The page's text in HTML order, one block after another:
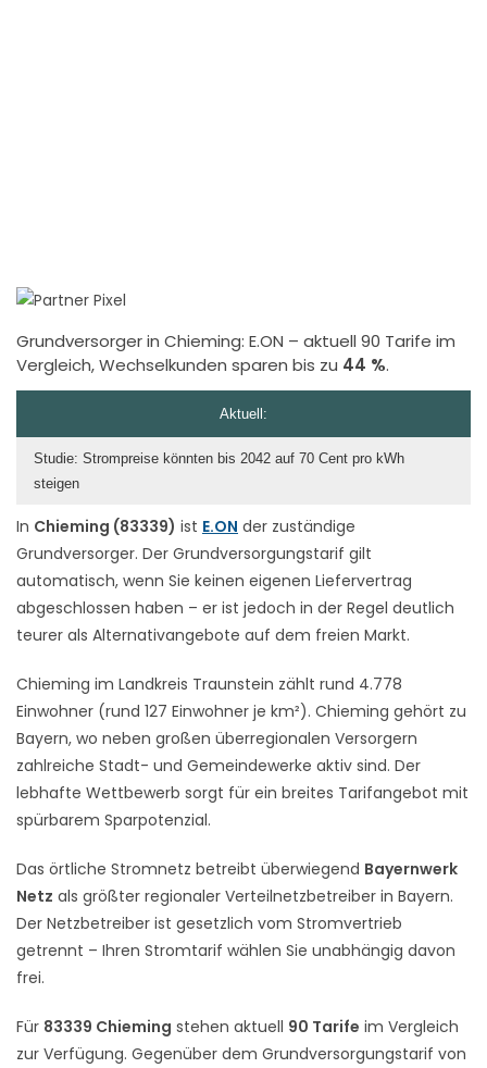
Grundversorger in Chieming: E.ON – aktuell 90 Tarife im
Vergleich, Wechselkunden sparen bis zu 44 %.
In Chieming (83339) ist E.ON der zuständige
Grundversorger. Der Grundversorgungstarif gilt
automatisch, wenn Sie keinen eigenen Liefervertrag
abgeschlossen haben – er ist jedoch in der Regel deutlich
teurer als Alternativangebote auf dem freien Markt.
Chieming im Landkreis Traunstein zählt rund 4.778
Einwohner (rund 127 Einwohner je km²). Chieming gehört zu
Bayern, wo neben großen überregionalen Versorgern
zahlreiche Stadt- und Gemeindewerke aktiv sind. Der
lebhafte Wettbewerb sorgt für ein breites Tarifangebot mit
spürbarem Sparpotenzial.
Das örtliche Stromnetz betreibt überwiegend Bayernwerk
Netz als größter regionaler Verteilnetzbetreiber in Bayern.
Der Netzbetreiber ist gesetzlich vom Stromvertrieb
getrennt – Ihren Stromtarif wählen Sie unabhängig davon
frei.
Für 83339 Chieming stehen aktuell 90 Tarife im Vergleich
zur Verfügung. Gegenüber dem Grundversorgungstarif von
Aktuell:
Studie: Strompreise könnten bis 2042 auf 70 Cent pro kWh
steigen